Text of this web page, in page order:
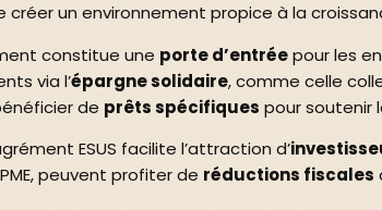
créer un environnement propice à la
constitue une porte d’entréepour les
via l’épargne solidaire, comme celle
de prêts spécifiques pour soutenir
ESUS facilite l’attraction d’
peuvent profiter de réductions fiscales